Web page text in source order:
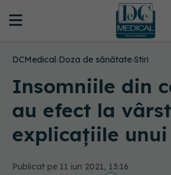
DCMedical›Doza de sănătate›Stiri
Insomniile din
au efect la
explicațiile
Publicat pe 11 iun 2021, 13:16